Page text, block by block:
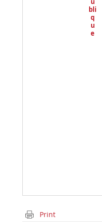
bli
q
u
e
Print